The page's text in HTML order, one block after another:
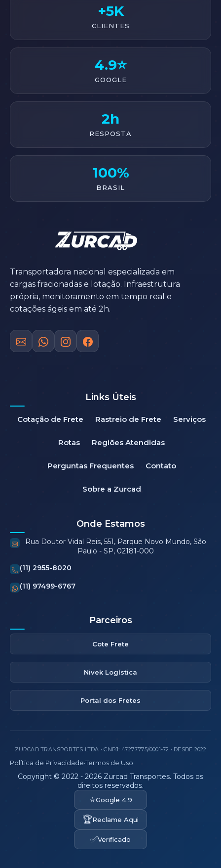
+5K
CLIENTES
4.9⭐
GOOGLE
2h
RESPOSTA
100%
BRASIL
Transportadora nacional especializada em
cargas fracionadas e lotação. Infraestrutura
própria, monitoramento em tempo real e
cotações ágeis em até 2h.
Links Úteis
Cotação de Frete Rastreio de Frete Serviços
Rotas Regiões Atendidas
Perguntas Frequentes Contato
Sobre a Zurcad
Onde Estamos
Rua Doutor Vidal Reis, 551, Parque Novo Mundo, São
Paulo - SP, 02181-000
(11) 2955-8020
(11) 97499-6767
Parceiros
Cote Frete
Nivek Logística
Portal dos Fretes
ZURCAD TRANSPORTES LTDA • CNPJ: 47.277.775/0001-72 • DESDE 2022
Política de Privacidade·Termos de Uso
Copyright © 2022 - 2026 Zurcad Transportes. Todos os
direitos reservados.
⭐Google 4.9
🏆Reclame Aqui
✅Verificado